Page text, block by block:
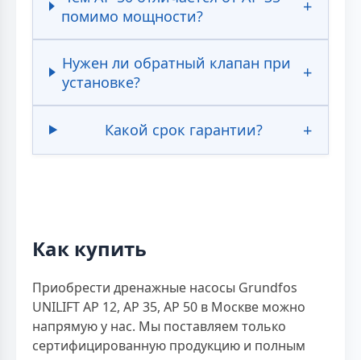
помимо мощности?
Нужен ли обратный клапан при
установке?
Какой срок гарантии?
Как купить
Приобрести дренажные насосы Grundfos
UNILIFT AP 12, AP 35, AP 50 в Москве можно
напрямую у нас. Мы поставляем только
сертифицированную продукцию и полным